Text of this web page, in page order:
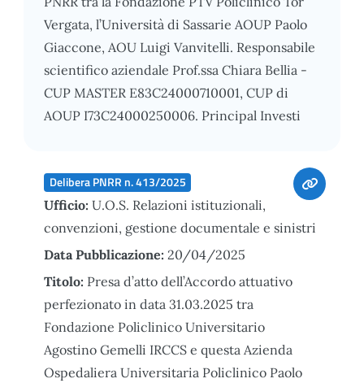
Vergata, l’Università di Sassarie AOUP Paolo
Giaccone, AOU Luigi Vanvitelli. Responsabile
scientifico aziendale Prof.ssa Chiara Bellia -
CUP MASTER E83C24000710001, CUP di
AOUP I73C24000250006. Principal Investi
Delibera PNRR n. 413/2025
Ufficio: U.O.S. Relazioni istituzionali,
convenzioni, gestione documentale e sinistri
Data Pubblicazione: 20/04/2025
Titolo: Presa d’atto dell’Accordo attuativo
perfezionato in data 31.03.2025 tra
Fondazione Policlinico Universitario
Agostino Gemelli IRCCS e questa Azienda
Ospedaliera Universitaria Policlinico Paolo